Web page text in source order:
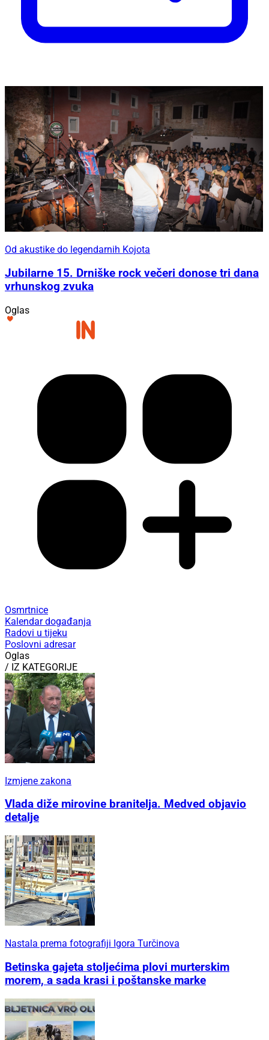
Od akustike do legendarnih Kojota
Jubilarne 15. Drniške rock večeri donose tri dana
vrhunskog zvuka
Oglas
Osmrtnice
Kalendar događanja
Radovi u tijeku
Poslovni adresar
Oglas
/ IZ KATEGORIJE
Izmjene zakona
Vlada diže mirovine branitelja. Medved objavio
detalje
Nastala prema fotografiji Igora Turčinova
Betinska gajeta stoljećima plovi murterskim
morem, a sada krasi i poštanske marke